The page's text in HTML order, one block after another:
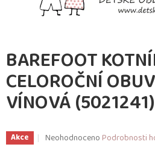
BAREFOOT
CELOROČNÍ
VÍNOVÁ (5021241)
Akce
Průměrné
NeohodnocenoPodrobnosti